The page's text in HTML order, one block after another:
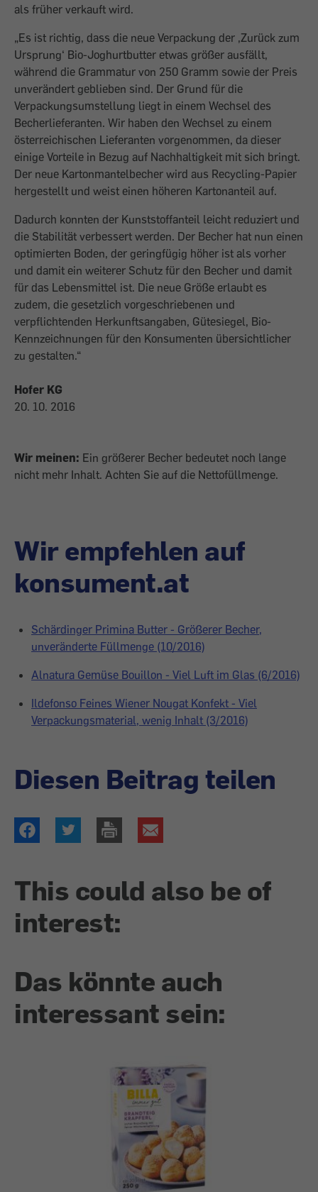
als früher verkauft wird.
„Es ist richtig, dass die neue Verpackung der ,Zurück zum
Ursprung‘ Bio-Joghurtbutter etwas größer ausfällt,
während die Grammatur von 250 Gramm sowie der Preis
unverändert geblieben sind. Der Grund für die
Verpackungsumstellung liegt in einem Wechsel des
Becherlieferanten. Wir haben den Wechsel zu einem
österreichischen Lieferanten vorgenommen, da dieser
einige Vorteile in Bezug auf Nachhaltigkeit mit sich bringt.
Der neue Kartonmantelbecher wird aus Recycling-Papier
hergestellt und weist einen höheren Kartonanteil auf.
Dadurch konnten der Kunststoffanteil leicht reduziert und
die Stabilität verbessert werden. Der Becher hat nun einen
optimierten Boden, der geringfügig höher ist als vorher
und damit ein weiterer Schutz für den Becher und damit
für das Lebensmittel ist. Die neue Größe erlaubt es
zudem, die gesetzlich vorgeschriebenen und
verpflichtenden Herkunftsangaben, Gütesiegel, Bio-
Kennzeichnungen für den Konsumenten übersichtlicher
zu gestalten.“
Hofer KG
20. 10. 2016
Wir meinen: Ein größerer Becher bedeutet noch lange
nicht mehr Inhalt. Achten Sie auf die Nettofüllmenge.
Wir empfehlen auf
konsument.at
Schärdinger Primina Butter - Größerer Becher,
unveränderte Füllmenge (10/2016)
Alnatura Gemüse Bouillon - Viel Luft im Glas (6/2016)
Ildefonso Feines Wiener Nougat Konfekt - Viel
Verpackungsmaterial, wenig Inhalt (3/2016)
Diesen Beitrag teilen
This could also be of
interest:
Das könnte auch
interessant sein: